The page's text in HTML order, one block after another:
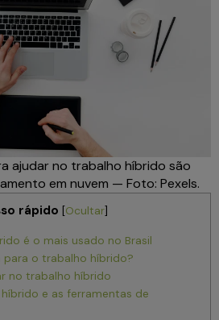
ajudar no trabalho híbrido são
em nuvem — Foto: Pexels.
rápido [Ocultar]
é o mais usado no Brasil
o trabalho híbrido?
no trabalho híbrido
e as ferramentas de